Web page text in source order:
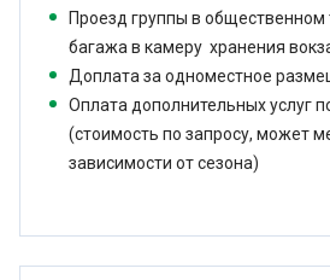
Проезд группы в общественном
багажа в камеру хранения
Доплата за одноместное
Оплата дополнительных услуг
(стоимость по запросу, может
зависимости от сезона)